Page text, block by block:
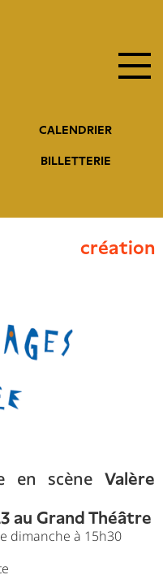
CALENDRIER
BILLETTERIE
création
en scène Valère
au Grand Théâtre
dimanche à 15h30